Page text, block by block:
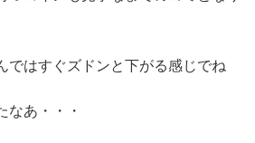
ではすぐズドンと下がる感じでね
なあ・・・